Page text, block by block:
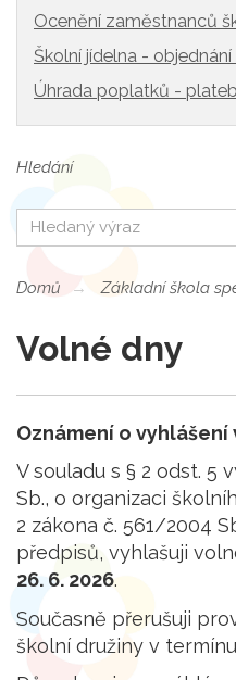
Ocenění zaměstnanců
Školní jídelna -
Úhrada poplatků -
Hledání
Domů Základní škola
Volné dny
Oznámení o
V souladu s § 2 odst. 5
Sb., o organizaci
2 zákona č. 561/2004
předpisů, vyhlašuji
26. 6. 2026.
Současně přerušuji
školní družiny v termínu